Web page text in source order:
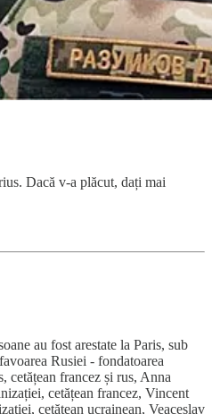
Dacă v-a plăcut, dați mai
au fost arestate la Paris, sub
Rusiei - fondatoarea
cetățean francez și rus, Anna
cetățean francez, Vincent
cetățean ucrainean, Veaceslav